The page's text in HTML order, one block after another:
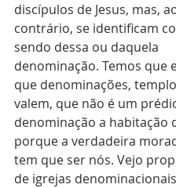
discípulos de Jesus, mas,
contrário, se identificam
sendo dessa ou daquela
denominação. Temos que
que denominações,
valem, que não é um
denominação a habitação
porque a verdadeira
tem que ser nós. Vejo
de igrejas denominacionais